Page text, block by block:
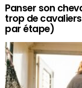
Panser son
trop de
par étape)